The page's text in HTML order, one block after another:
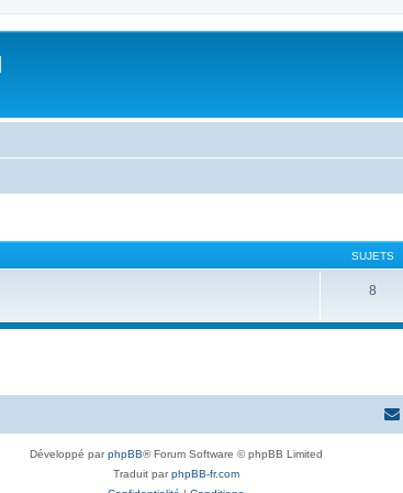
SUJETS
8
Développé parphpBB® Forum Software © phpBB Limited
Traduit parphpBB-fr.com